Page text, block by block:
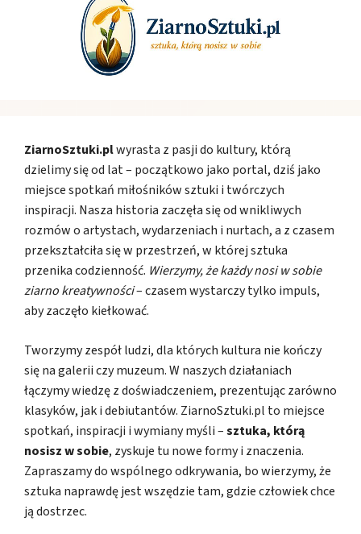
ZiarnoSztuki.plwyrasta z pasji do kultury, którą
dzielimy się od lat – początkowo jako portal, dziś jako
miejsce spotkań miłośników sztuki i twórczych
inspiracji. Nasza historia zaczęła się od wnikliwych
rozmów o artystach, wydarzeniach i nurtach, a z czasem
przekształciła się w przestrzeń, w której sztuka
przenika codzienność. Wierzymy, że każdy nosi w sobie
ziarno kreatywności– czasem wystarczy tylko impuls,
aby zaczęło kiełkować.
Tworzymy zespół ludzi, dla których kultura nie kończy
się na galerii czy muzeum. W naszych działaniach
łączymy wiedzę z doświadczeniem, prezentując zarówno
klasyków, jak i debiutantów. ZiarnoSztuki.pl to miejsce
spotkań, inspiracji i wymiany myśli –sztuka, którą
nosisz w sobie, zyskuje tu nowe formy i znaczenia.
Zapraszamy do wspólnego odkrywania, bo wierzymy, że
sztuka naprawdę jest wszędzie tam, gdzie człowiek chce
ją dostrzec.